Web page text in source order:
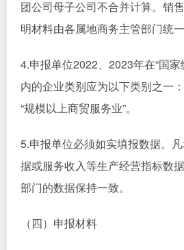
团公司母子公司不合并计算。销
明材料由各属地商务主管部门统
4.申报单位2022、2023年在“国
内的企业类别应为以下类别之一
“规模以上商贸服务业”。
5.申报单位必须如实填报数据。
据或服务收入等生产经营指标数
部门的数据保持一致。
（四）申报材料